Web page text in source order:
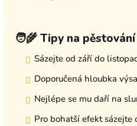
🧑‍🌾 Tipy na pěstování
Sázejte od září do
Doporučená hloubka
Nejlépe se mu daří na
Pro bohatší efekt